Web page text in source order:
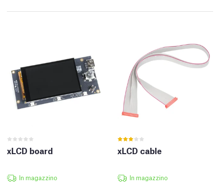
xLCD board
In magazzino
xLCD cable
In magazzino